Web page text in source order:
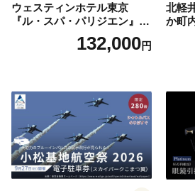
ウェスティンホテル東京
『ル・スパ・パリジエン』選
べるボディセラピー90分/1名
132,000円
北軽
か町
原町
円分